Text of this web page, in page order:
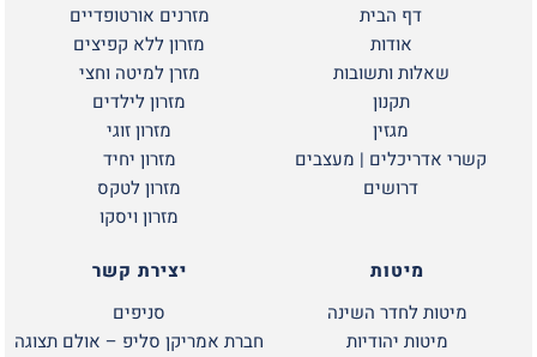
דף הבית
אודות
שאלות ותשובות
תקנון
מגזין
קשרי אדריכלים | מעצבים
דרושים
מזרנים אורטופדיים
מזרון ללא קפיצים
מזרן למיטה וחצי
מזרון לילדים
מזרון זוגי
מזרון יחיד
מזרון לטקס
מזרון ויסקו
מיטות
מיטות לחדר השינה
מיטות יהודיות
יצירת קשר
סניפים
חברת אמריקן סליפ – אולם תצוגה